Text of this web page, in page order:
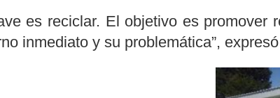
es reciclar. El objetivo es promover
inmediato y su problemática”,